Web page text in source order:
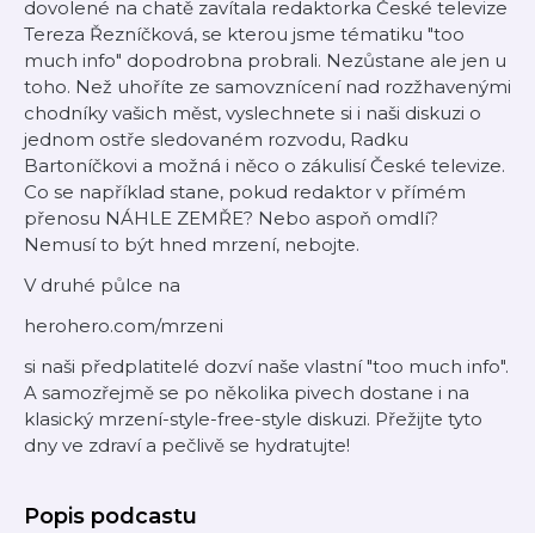
dovolené na chatě zavítala redaktorka České televize
Tereza Řezníčková, se kterou jsme tématiku "too
much info" dopodrobna probrali. Nezůstane ale jen u
toho. Než uhoříte ze samovznícení nad rozžhavenými
chodníky vašich měst, vyslechnete si i naši diskuzi o
jednom ostře sledovaném rozvodu, Radku
Bartoníčkovi a možná i něco o zákulisí České televize.
Co se například stane, pokud redaktor v přímém
přenosu NÁHLE ZEMŘE? Nebo aspoň omdlí?
Nemusí to být hned mrzení, nebojte.
V druhé půlce na
herohero.com/mrzeni
si naši předplatitelé dozví naše vlastní "too much info".
A samozřejmě se po několika pivech dostane i na
klasický mrzení-style-free-style diskuzi. Přežijte tyto
dny ve zdraví a pečlivě se hydratujte!
Popis podcastu